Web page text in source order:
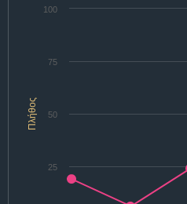
Πλήθος
100
25
50
75